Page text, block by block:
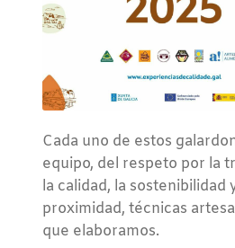
Cada uno de estos
equipo, del respeto por la
la calidad, la sostenibilidad
proximidad, técnicas
que elaboramos.